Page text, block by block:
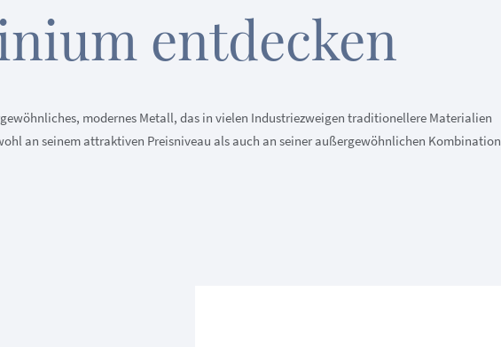
entdecken
modernes Metall, das in vielen Industriezweigen traditionellere Materialien
an seinem attraktiven Preisniveau als auch an seiner außergewöhnlichen Kombination